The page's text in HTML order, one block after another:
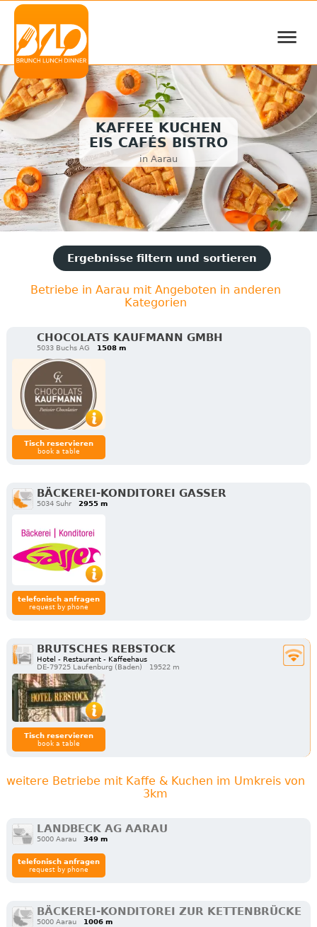
≡
KAFFEE KUCHEN
EIS CAFÉS BISTRO
in Aarau
Ergebnisse filtern und sortieren
Betriebe in Aarau mit Angeboten in anderen
Kategorien
CHOCOLATS KAUFMANN GMBH
5033 Buchs AG 1508 m
Tisch reservieren
book a table
BÄCKEREI-KONDITOREI GASSER
5034 Suhr 2955 m
telefonisch anfragen
request by phone
BRUTSCHES REBSTOCK
Hotel - Restaurant - Kaffeehaus
DE-79725 Laufenburg (Baden)
19522 m
Tisch reservieren
book a table
weitere Betriebe mit Kaffe & Kuchen im Umkreis von
3km
LANDBECK AG AARAU
5000 Aarau 349 m
telefonisch anfragen
request by phone
BÄCKEREI-KONDITOREI ZUR KETTENBRÜCKE
5000 Aarau 1006 m